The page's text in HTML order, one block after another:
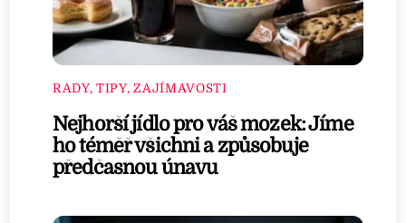
RADY, TIPY, ZAJÍMAVOSTI
Nejhorší jídlo pro váš mozek: Jíme
ho téměř všichni a způsobuje
předčasnou únavu